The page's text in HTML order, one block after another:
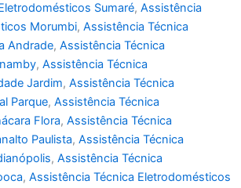
Sumaré, Assistência
Morumbi, Assistência Técnica
Andrade, Assistência Técnica
, Assistência Técnica
Jardim, Assistência Técnica
Parque, Assistência Técnica
Flora, Assistência Técnica
Paulista, Assistência Técnica
, Assistência Técnica
, Assistência Técnica Eletrodomésticos